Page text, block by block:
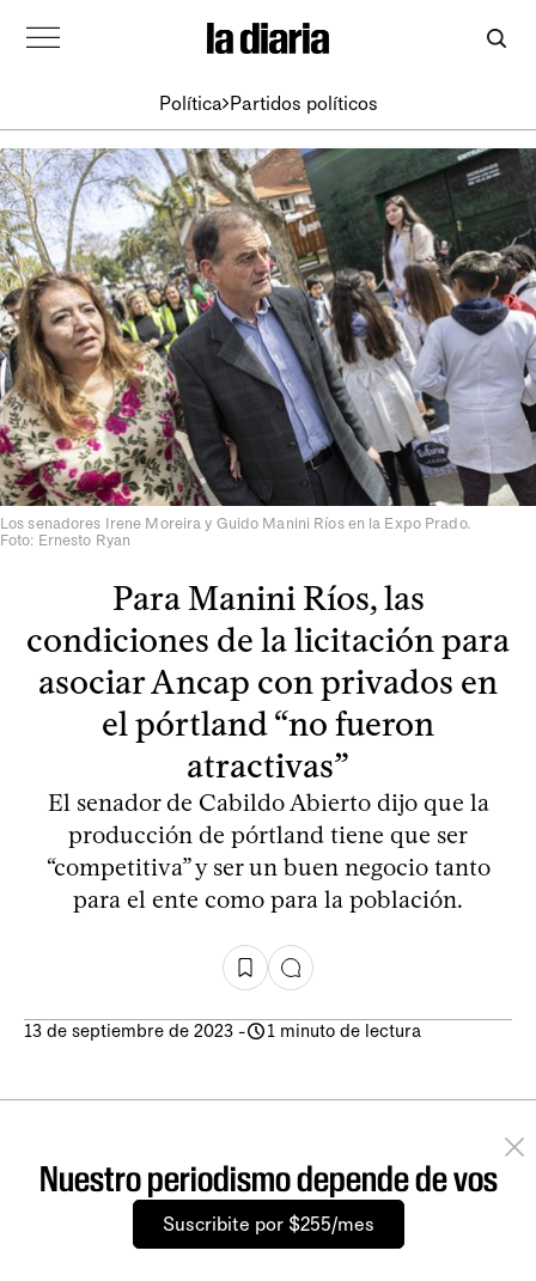
Política Partidos políticos
Los senadores Irene Moreira y Guido Manini Ríos en la Expo Prado.
Foto: Ernesto Ryan
Para Manini Ríos, las
condiciones de la licitación para
asociar Ancap con privados en
el pórtland “no fueron
atractivas”
El senador de Cabildo Abierto dijo que la
producción de pórtland tiene que ser
“competitiva” y ser un buen negocio tanto
para el ente como para la población.
13 de septiembre de 2023 - 1 minuto de lectura
Nuestro periodismo depende de vos
Suscribite por $255/mes